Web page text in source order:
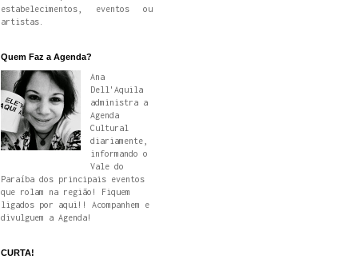
estabelecimentos, eventos ou
artistas.
Quem Faz a Agenda?
Ana
Dell'Aquila
administra a
Agenda
Cultural
diariamente,
informando o
Vale do
Paraíba dos principais eventos
que rolam na região! Fiquem
ligados por aqui!! Acompanhem e
divulguem a Agenda!
CURTA!